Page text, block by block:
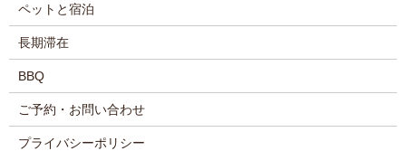
ペットと宿泊
長期滞在
BBQ
ご予約・お問い合わせ
プライバシーポリシー